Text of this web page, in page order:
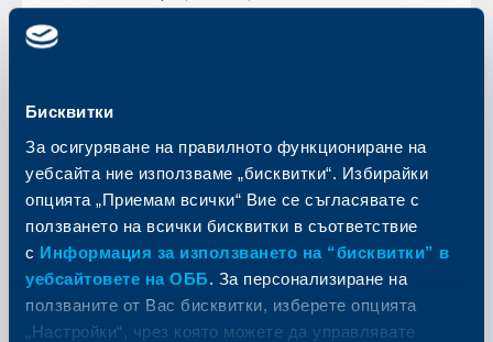
Бисквитки
За осигуряване на правилното функциониране на
уебсайта ние използваме „бисквитки“. Избирайки
опцията „Приемам всички“ Вие се съгласявате с
ползването на всички бисквитки в съответствие
с Информация за използването на “бисквитки” в
уебсайтовете на ОББ. За персонализиране на
ползваните от Вас бисквитки, изберете опцията
„Настройки“, чрез която можете да управлявате
KBC Банк
Райфайзенбанк финансира сезонни
разходи на земеделски стопани
19 април 2010
Кредитополучателите трябва да са регистрирани в
Интегрираната система за администриране и
контрол (ИСАК)